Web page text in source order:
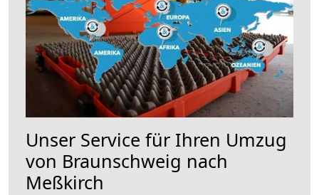
Unser Service für Ihren Umzug
von Braunschweig nach
Meßkirch